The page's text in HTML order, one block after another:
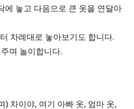
에 놓고 다음으로 큰 옷을 연달아
차례대로 놓아보기도 합니다.
며 놀이합니다.
) 차이야, 여기 아빠 옷, 엄마 옷,